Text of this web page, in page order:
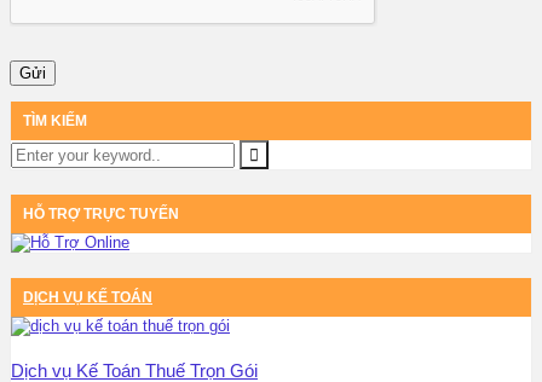
TÌM KIẾM
HỖ TRỢ TRỰC TUYẾN
DỊCH VỤ KẾ TOÁN
Dịch vụ Kế Toán Thuế Trọn Gói